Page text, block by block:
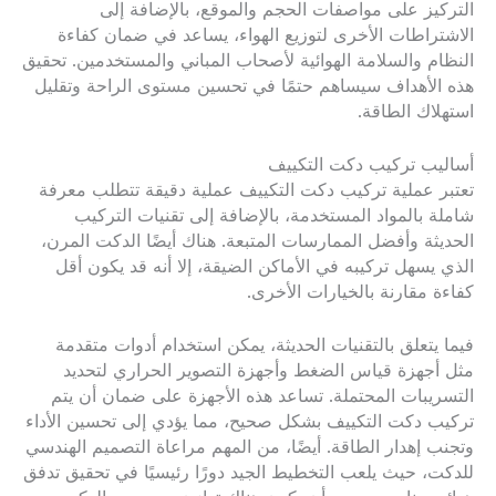
التركيز على مواصفات الحجم والموقع، بالإضافة إلى
الاشتراطات الأخرى لتوزيع الهواء، يساعد في ضمان كفاءة
النظام والسلامة الهوائية لأصحاب المباني والمستخدمين. تحقيق
هذه الأهداف سيساهم حتمًا في تحسين مستوى الراحة وتقليل
استهلاك الطاقة.
أساليب تركيب دكت التكييف
تعتبر عملية تركيب دكت التكييف عملية دقيقة تتطلب معرفة
شاملة بالمواد المستخدمة، بالإضافة إلى تقنيات التركيب
الحديثة وأفضل الممارسات المتبعة. هناك أيضًا الدكت المرن،
الذي يسهل تركيبه في الأماكن الضيقة، إلا أنه قد يكون أقل
كفاءة مقارنة بالخيارات الأخرى.
فيما يتعلق بالتقنيات الحديثة، يمكن استخدام أدوات متقدمة
مثل أجهزة قياس الضغط وأجهزة التصوير الحراري لتحديد
التسريبات المحتملة. تساعد هذه الأجهزة على ضمان أن يتم
تركيب دكت التكييف بشكل صحيح، مما يؤدي إلى تحسين الأداء
وتجنب إهدار الطاقة. أيضًا، من المهم مراعاة التصميم الهندسي
للدكت، حيث يلعب التخطيط الجيد دورًا رئيسيًا في تحقيق تدفق